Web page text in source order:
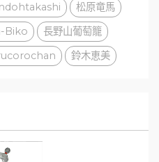
松原竜馬
Biko
長野山葡萄籠
鈴木恵美